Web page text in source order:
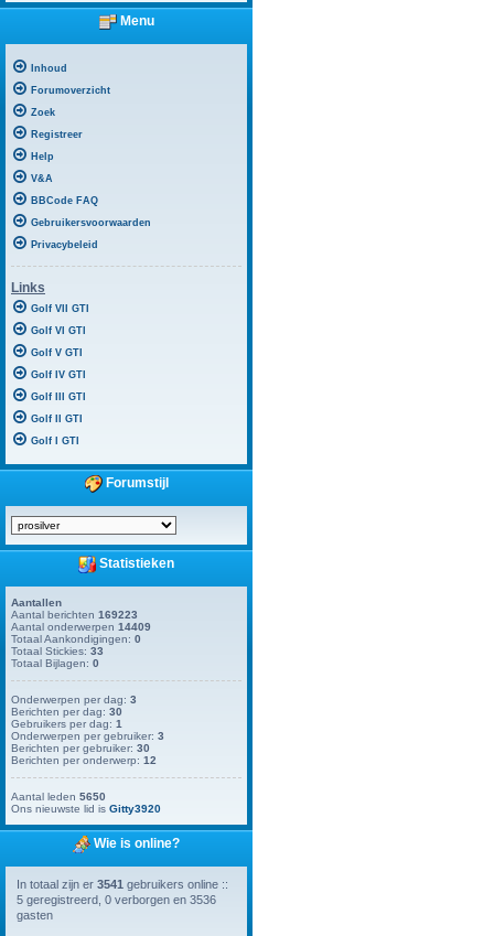
Menu
Inhoud
Forumoverzicht
Zoek
Registreer
Help
V&A
BBCode FAQ
Gebruikersvoorwaarden
Privacybeleid
Links
Golf VII GTI
Golf VI GTI
Golf V GTI
Golf IV GTI
Golf III GTI
Golf II GTI
Golf I GTI
Forumstijl
Statistieken
Aantallen
Aantal berichten 169223
Aantal onderwerpen 14409
Totaal Aankondigingen: 0
Totaal Stickies: 33
Totaal Bijlagen: 0
Onderwerpen per dag: 3
Berichten per dag: 30
Gebruikers per dag: 1
Onderwerpen per gebruiker: 3
Berichten per gebruiker: 30
Berichten per onderwerp: 12
Aantal leden 5650
Ons nieuwste lid is Gitty3920
Wie is online?
In totaal zijn er 3541 gebruikers online ::
5 geregistreerd, 0 verborgen en 3536
gasten